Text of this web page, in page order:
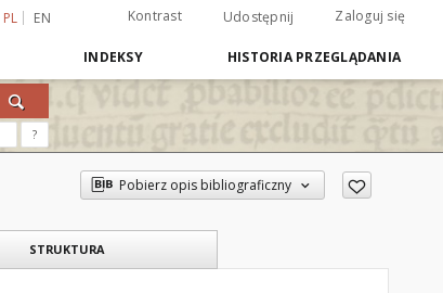
PL EN Kontrast Udostępnij Zaloguj się
INDEKSY HISTORIA PRZEGLĄDANIA
?
Pobierz opis bibliograficzny
STRUKTURA